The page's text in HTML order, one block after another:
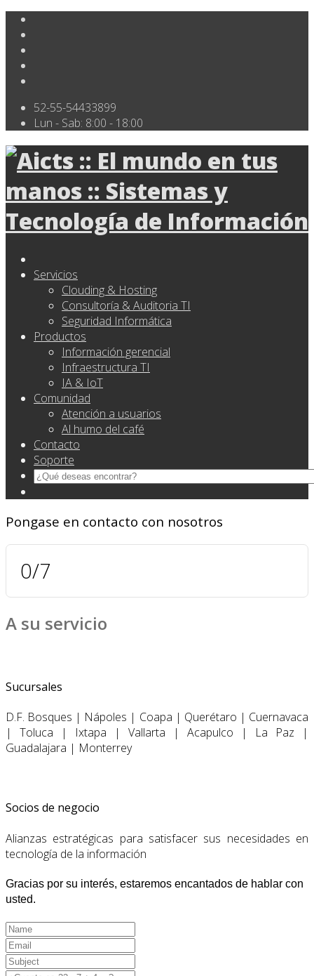
52-55-54433899
Lun - Sab: 8:00 - 18:00
Servicios
Clouding & Hosting
Consultoría & Auditoria TI
Seguridad Informática
Productos
Información gerencial
Infraestructura TI
IA & IoT
Comunidad
Atención a usuarios
Al humo del café
Contacto
Soporte
Pongase en contacto con nosotros
0/7
A su servicio
Sucursales
D.F. Bosques | Nápoles | Coapa | Querétaro | Cuernavaca
| Toluca | Ixtapa | Vallarta | Acapulco | La Paz |
Guadalajara | Monterrey
Socios de negocio
Alianzas estratégicas para satisfacer sus necesidades en
tecnología de la información
Gracias por su interés, estaremos encantados de hablar con
usted.